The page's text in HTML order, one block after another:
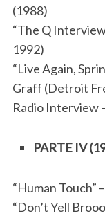
(1988)
“The Q
1992)
“Live Again,
Graff (Detroit
Radio Interview
PARTE IV
“Human Touch”
“Don’t Yell